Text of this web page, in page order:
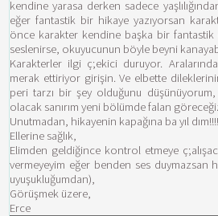
kendine yarasa derken sadece
eğer fantastik bir hikaye yazıyorsan
önce karakter kendine başka bir fantastik
seslenirse, okuyucunun böyle beyni
Karakterler ilgi ç;ekici duruyor.
merak ettiriyor girişin. Ve elbette
peri tarzı bir şey olduğunu
olacak sanırım yeni bölümde falan
Unutmadan, hikayenin kapağına ba yıl dım!!!!
Ellerine sağlık,
Elimden geldiğince kontrol etmeye
vermeyeyim eğer benden ses duymazsan
uyuşukluğumdan),
Görüşmek üzere,
Erce